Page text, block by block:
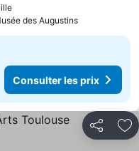
des Augustins
Consulter les prix
Partager